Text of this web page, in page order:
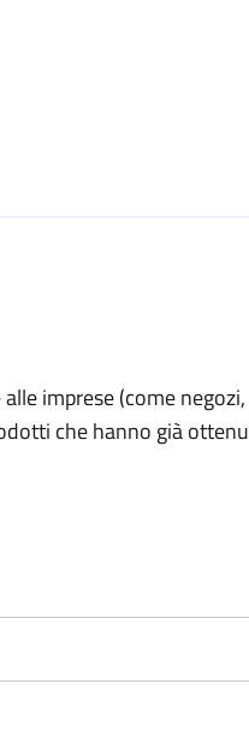
imprese (come
che hanno già